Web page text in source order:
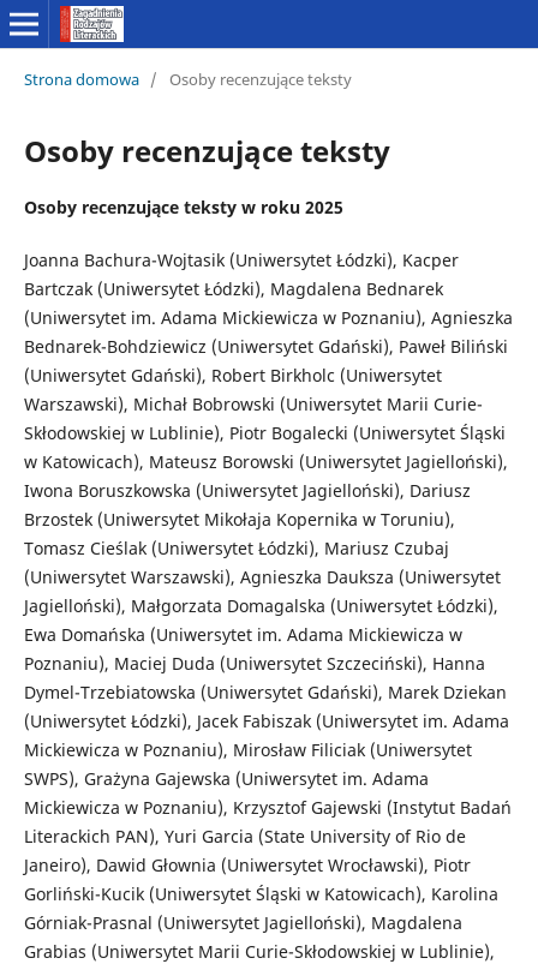
Strona domowa / Osoby recenzujące teksty
Osoby recenzujące teksty
Osoby recenzujące teksty w roku 2025
Joanna Bachura-Wojtasik (Uniwersytet Łódzki), Kacper
Bartczak (Uniwersytet Łódzki), Magdalena Bednarek
(Uniwersytet im. Adama Mickiewicza w Poznaniu), Agnieszka
Bednarek-Bohdziewicz (Uniwersytet Gdański), Paweł Biliński
(Uniwersytet Gdański), Robert Birkholc (Uniwersytet
Warszawski), Michał Bobrowski (Uniwersytet Marii Curie-
Skłodowskiej w Lublinie), Piotr Bogalecki (Uniwersytet Śląski
w Katowicach), Mateusz Borowski (Uniwersytet Jagielloński),
Iwona Boruszkowska (Uniwersytet Jagielloński), Dariusz
Brzostek (Uniwersytet Mikołaja Kopernika w Toruniu),
Tomasz Cieślak (Uniwersytet Łódzki), Mariusz Czubaj
(Uniwersytet Warszawski), Agnieszka Dauksza (Uniwersytet
Jagielloński), Małgorzata Domagalska (Uniwersytet Łódzki),
Ewa Domańska (Uniwersytet im. Adama Mickiewicza w
Poznaniu), Maciej Duda (Uniwersytet Szczeciński), Hanna
Dymel-Trzebiatowska (Uniwersytet Gdański), Marek Dziekan
(Uniwersytet Łódzki), Jacek Fabiszak (Uniwersytet im. Adama
Mickiewicza w Poznaniu), Mirosław Filiciak (Uniwersytet
SWPS), Grażyna Gajewska (Uniwersytet im. Adama
Mickiewicza w Poznaniu), Krzysztof Gajewski (Instytut Badań
Literackich PAN), Yuri Garcia (State University of Rio de
Janeiro), Dawid Głownia (Uniwersytet Wrocławski), Piotr
Gorliński-Kucik (Uniwersytet Śląski w Katowicach), Karolina
Górniak-Prasnal (Uniwersytet Jagielloński), Magdalena
Grabias (Uniwersytet Marii Curie-Skłodowskiej w Lublinie),